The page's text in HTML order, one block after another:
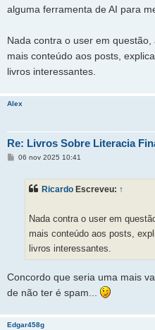
alguma ferramenta de AI para
Nada contra o user em
mais conteúdo aos posts,
livros interessantes.
Alex
Re: Livros Sobre Literacia
M06 nov 2025 10:41
Ricardo Escreveu: ↑
Nada contra o user em
mais conteúdo aos posts,
livros interessantes.
Concordo que seria uma mais
de não ter é spam...
Edgar458g